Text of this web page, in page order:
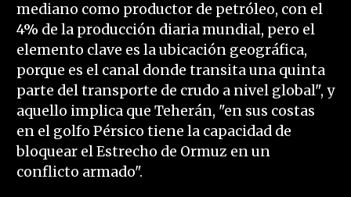
mediano como productor de petróleo, con el
4% de la producción diaria mundial, pero el
elemento clave es la ubicación geográfica,
porque es el canal donde transita una quinta
parte del transporte de crudo a nivel global", y
aquello implica que Teherán, "en sus costas
en el golfo Pérsico tiene la capacidad de
bloquear el Estrecho de Ormuz en un
conflicto armado".